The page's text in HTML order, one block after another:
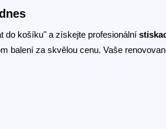
do košíku" a získejte profesionální
balení za skvělou cenu. Vaše